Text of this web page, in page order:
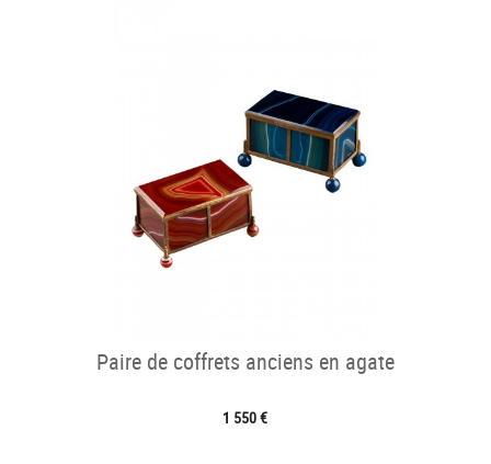
Paire de coffrets anciens en agate
1 550 €